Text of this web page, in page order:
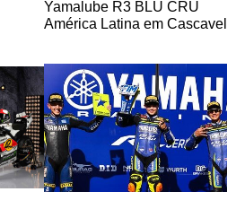
Yamalube R3 BLU CRU
América Latina em Cascavel